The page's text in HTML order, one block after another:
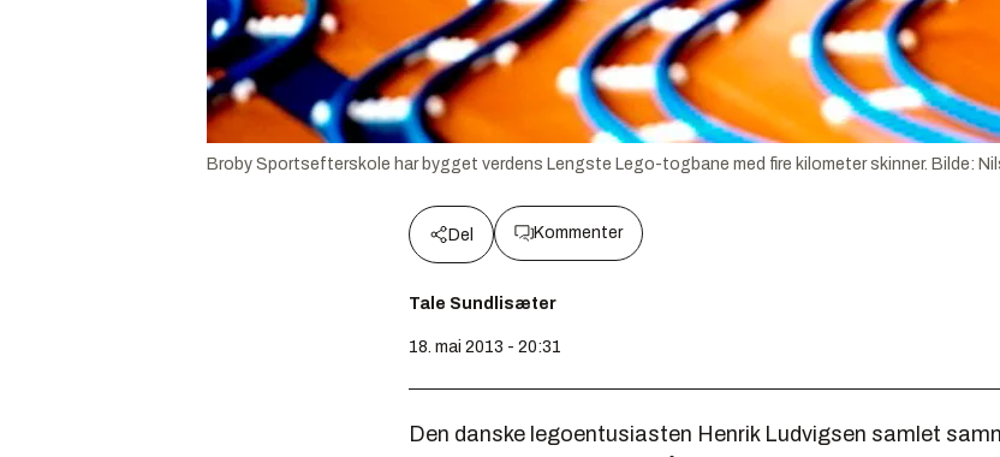
Broby Sportsefterskole har bygget verdens Lengste Lego-togbane med fire kilometer skinner. Bilde:
Del Kommenter
Tale Sundlisæter
18. mai 2013 - 20:31
Den danske legoentusiasten Henrik Ludvigsen samlet